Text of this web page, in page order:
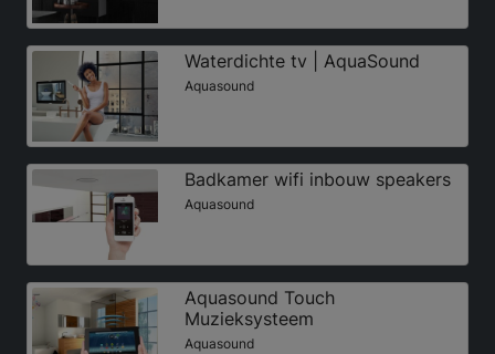
Waterdichte tv | AquaSound
Aquasound
Badkamer wifi inbouw speakers
Aquasound
Aquasound Touch
Muzieksysteem
Aquasound